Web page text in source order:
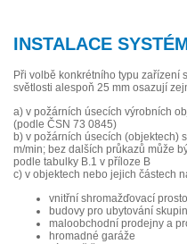
INSTALACE
Při volbě konkrétního typu zařízení
světlosti alespoň 25 mm osazují
a) v požárních úsecích výrobních
(podle ČSN 73 0845)
b) v požárních úsecích (objektech)
m/min; bez dalších průkazů může
podle tabulky B.1 v příloze B
c) v objektech nebo jejich částech
vnitřní shromažďovací
budovy pro ubytování
maloobchodní prodejny a
hromadné garáže